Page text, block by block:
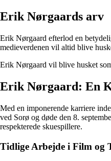
Erik Nørgaards arv
Erik Nørgaard efterlod en
medieverdenen vil altid blive
Erik Nørgaard vil blive husket
Erik Nørgaard: En
Med en imponerende karriere
ved Sorø og døde den 8.
respekterede skuespillere.
Tidlige Arbejde i Film og